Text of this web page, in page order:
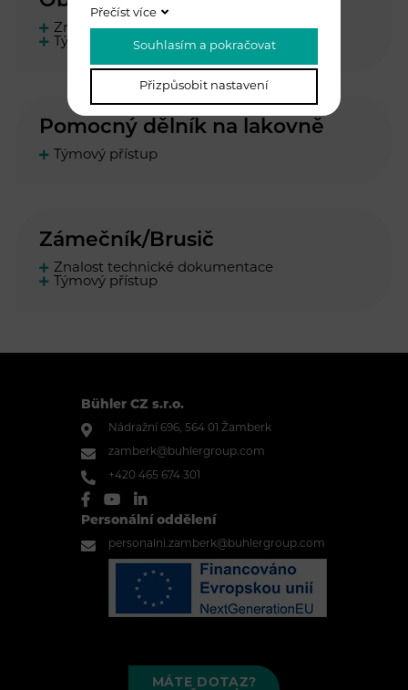
Znalost technické dokumentace
Týmový přístup
Pomocný dělník na lakovně
Týmový přístup
Zámečník/Brusič
Znalost technické dokumentace
Týmový přístup
Bühler CZ s.r.o.
Nádražní 696, 564 01 Žamberk
zamberk@buhlergroup.com
+420 465 674 301
Personální oddělení
personalni.zamberk@buhlergroup.com
MÁTE DOTAZ?
Přečíst více
Souhlasím a pokračovat
Přizpůsobit nastavení